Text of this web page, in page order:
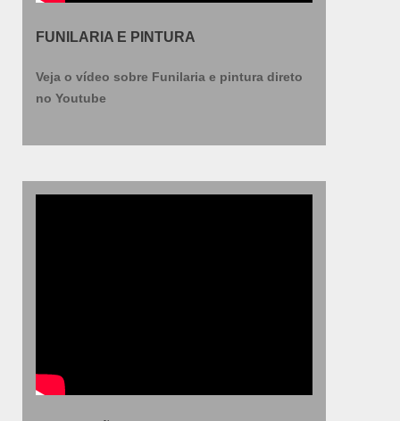
FUNILARIA E PINTURA
Veja o vídeo sobre Funilaria e pintura direto
no Youtube